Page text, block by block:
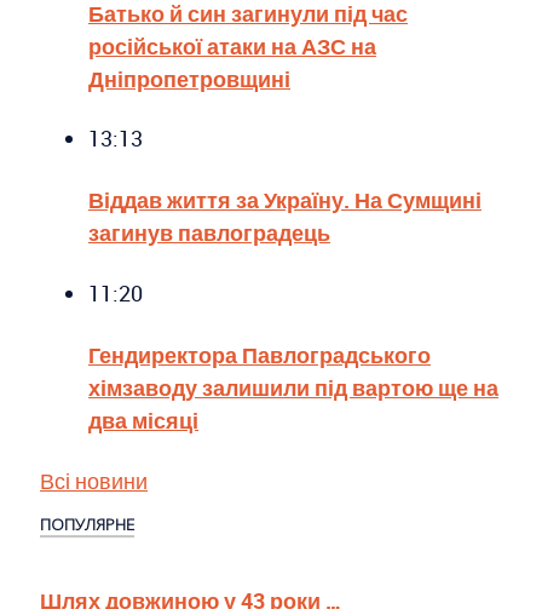
Батько й син загинули під час
російської атаки на АЗС на
Дніпропетровщині
13:13
Віддав життя за Україну. На Сумщині
загинув павлоградець
11:20
Гендиректора Павлоградського
хімзаводу залишили під вартою ще на
два місяці
Всі новини
ПОПУЛЯРНЕ
Шлях довжиною у 43 роки …